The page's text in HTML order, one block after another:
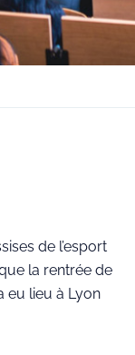
de l’esport
la rentrée de
eu lieu à Lyon